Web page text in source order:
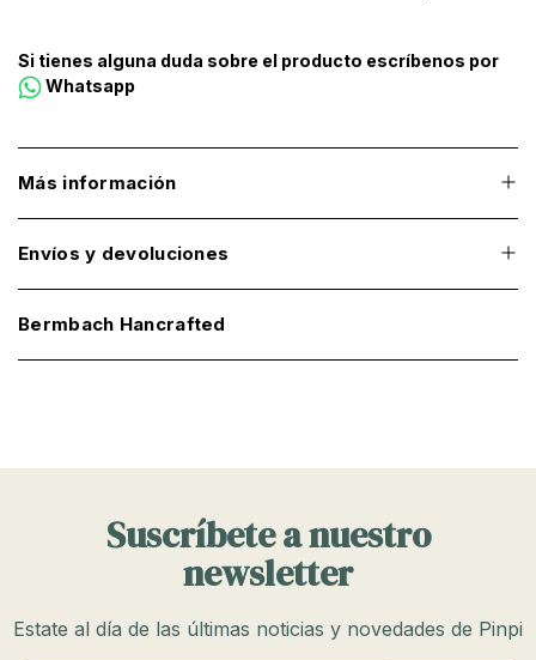
Si tienes alguna duda sobre el producto escríbenos por
Whatsapp
Más información
Envíos y devoluciones
Bermbach Hancrafted
Suscríbete a nuestro
newsletter
Estate al día de las últimas noticias y novedades de Pinpi